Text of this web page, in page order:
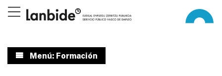
Menú: Formación